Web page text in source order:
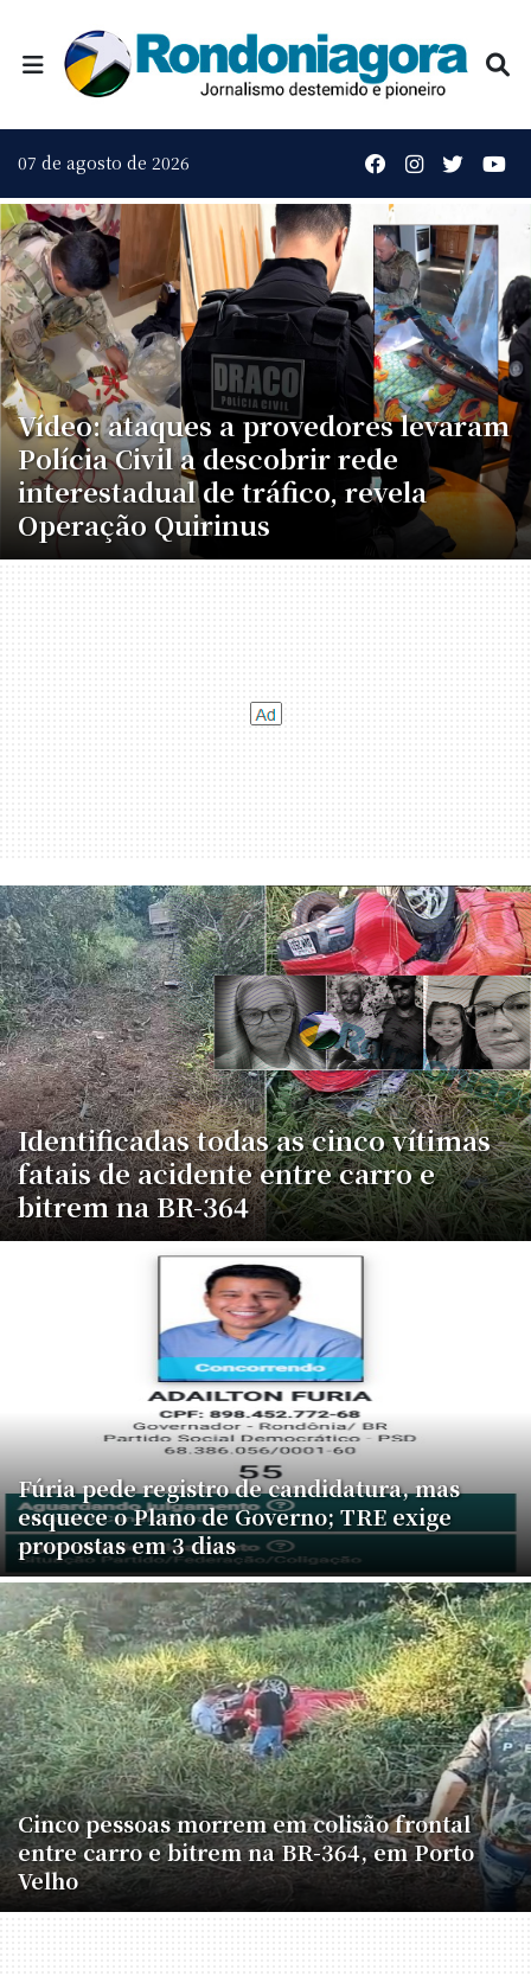
07 de agosto de 2026
Vídeo: ataques a provedores levaram
Polícia Civil a descobrir rede
interestadual de tráfico, revela
Operação Quirinus
Identificadas todas as cinco vítimas
fatais de acidente entre carro e
bitrem na BR-364
Fúria pede registro de candidatura, mas
esquece o Plano de Governo; TRE exige
propostas em 3 dias
Cinco pessoas morrem em colisão frontal
entre carro e bitrem na BR-364, em Porto
Velho